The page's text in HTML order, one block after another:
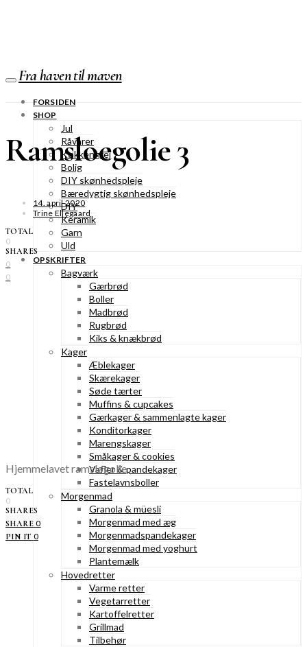
Fra haven til maven
FORSIDEN
SHOP
Jul
Råvarer
Køkkengrej
Bolig
DIY skønhedspleje
Bæredygtig skønhedspleje
DIY
Keramik
Garn
Uld
OPSKRIFTER
Bagværk
Gærbrød
Boller
Madbrød
Rugbrød
Kiks & knækbrød
Kager
Æblekager
Skærekager
Søde tærter
Muffins & cupcakes
Gærkager & sammenlagte kager
Konditorkager
Marengskager
Småkager & cookies
Vafler & pandekager
Fastelavnsboller
Morgenmad
Granola & müesli
Morgenmad med æg
Morgenmadspandekager
Morgenmad med yoghurt
Plantemælk
Hovedretter
Varme retter
Vegetarretter
Kartoffelretter
Grillmad
Tilbehør
Ramsloegolie 3
14. april 2020
Trine Ellegaard
TOTAL
0
SHARES
0
0
Hjemmelavet ramsløgolie
TOTAL
0
SHARES
SHARE 0
PIN IT 0